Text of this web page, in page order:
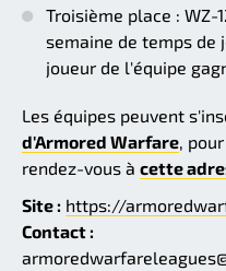
Troisième place : WZ-
semaine de temps de
joueur de l'équipe
Les équipes peuvent
d'Armored Warfare,
rendez-vous à cette
Site : https://
Contact :